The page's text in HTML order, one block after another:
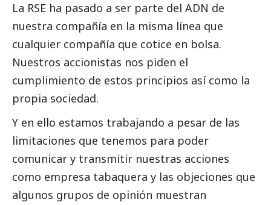
La RSE ha pasado a ser parte del ADN de
nuestra compañía en la misma línea que
cualquier compañía que cotice en bolsa.
Nuestros accionistas nos piden el
cumplimiento de estos principios así como la
propia sociedad.
Y en ello estamos trabajando a pesar de las
limitaciones que tenemos para poder
comunicar y transmitir nuestras acciones
como empresa tabaquera y las objeciones que
algunos grupos de opinión muestran